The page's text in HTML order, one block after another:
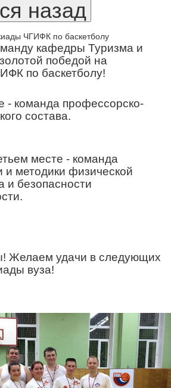
кафедры Туризма и
победой на
по баскетболу!
- команда профессорско-
состава.
месте - команда
методики физической
и безопасности
Желаем удачи в следующих
вуза!